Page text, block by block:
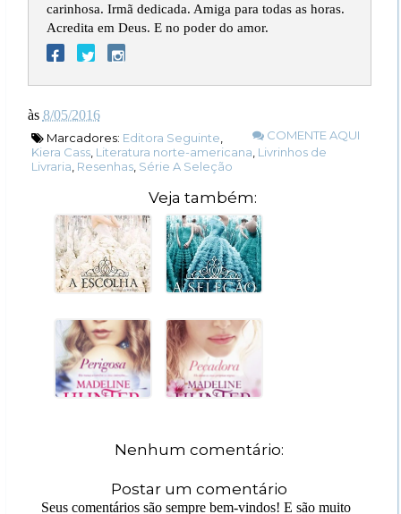
carinhosa. Irmã dedicada. Amiga para todas as horas.
Acredita em Deus. E no poder do amor.
às 8/05/2016
COMENTE AQUI
Marcadores: Editora Seguinte
Kiera Cass, Literatura norte-americana Livrinhos de
Livraria Resenhas, Série A Seleção
Veja também:
Nenhum comentário:
Postar um comentário
Seus comentários são sempre bem-vindos! E são muito